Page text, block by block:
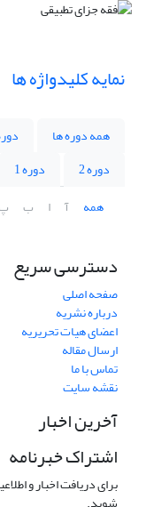
نمایه کلیدواژه ها
همه دوره ها
دوره 2
دوره 1
همه
آ ا ب
دسترسی سریع
صفحه اصلی
درباره نشریه
اعضای هیات تحریریه
ارسال مقاله
تماس با ما
نقشه سایت
آخرین اخبار
اشتراک خبرنامه
برای دریافت اخبار و